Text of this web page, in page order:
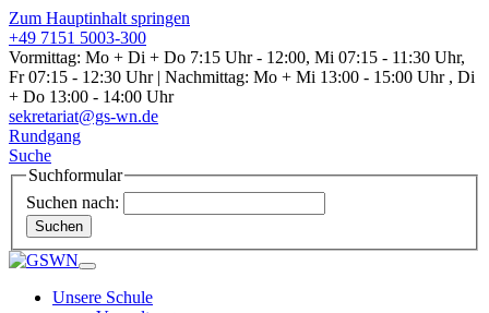
Zum Hauptinhalt springen
+49 7151 5003-300
Vormittag: Mo + Di + Do 7:15 Uhr - 12:00, Mi 07:15 - 11:30 Uhr,
Fr 07:15 - 12:30 Uhr | Nachmittag: Mo + Mi 13:00 - 15:00 Uhr , Di
+ Do 13:00 - 14:00 Uhr
sekretariat@gs-wn.de
Rundgang
Suche
Suchformular
Suchen nach:
Suchen
Unsere Schule